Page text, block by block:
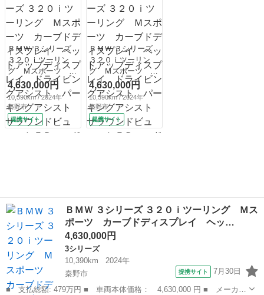
ＢＭＷ ３シリーズ
３２０ｉツーリン
グ Ｍスポーツ カ
ーブドディスプレ
イ ヘッドアップデ
ィスプレイ ドライ
ビングアシスト パ
ーキングアシスト
4,630,000円
10,390km / 2024年
秦野市
提携サイト
ＢＭＷ ３シリーズ
３２０ｉツーリン
グ Ｍスポーツ カ
ーブドディスプレ
イ ヘッドアップデ
ィスプレイ ドライ
ビングアシスト パ
ーキングアシスト
4,630,000円
10,390km / 2024年
秦野市
提携サイト
ＢＭＷ ３シリーズ ３２０ｉツーリング Ｍス
ポーツ カーブドディスプレイ ヘッ…
4,630,000円
3シリーズ
10,390km
2024年
秦野市
提携サイト 7月30日
■ 支払総額: 479万円 ■ 車両本体価格： 4,630,000 円 ■ メーカー